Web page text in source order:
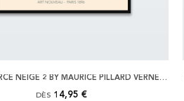
AFFICHE PERCE NEIGE 2 BY MAURICE PILLARD VERNEUIL
DÈS 14,95 €